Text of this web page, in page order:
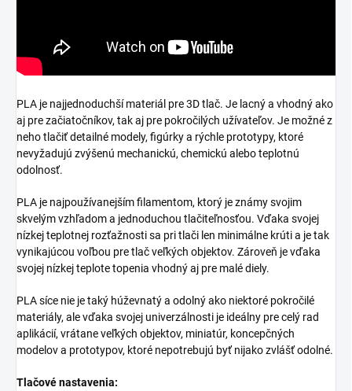
PLA je najjednoduchší materiál pre 3D tlač. Je lacný a vhodný ako
aj pre začiatočníkov, tak aj pre pokročilých užívateľov. Je možné z
neho tlačiť detailné modely, figúrky a rýchle prototypy, ktoré
nevyžadujú zvýšenú mechanickú, chemickú alebo teplotnú
odolnosť.
PLA je najpoužívanejším filamentom, ktorý je známy svojim
skvelým vzhľadom a jednoduchou tlačiteľnosťou. Vďaka svojej
nízkej teplotnej rozťažnosti sa pri tlači len minimálne krúti a je tak
vynikajúcou voľbou pre tlač veľkých objektov. Zároveň je vďaka
svojej nízkej teplote topenia vhodný aj pre malé diely.
PLA síce nie je taký húževnatý a odolný ako niektoré pokročilé
materiály, ale vďaka svojej univerzálnosti je ideálny pre celý rad
aplikácií, vrátane veľkých objektov, miniatúr, koncepčných
modelov a prototypov, ktoré nepotrebujú byť nijako zvlášť odolné.
Tlačové nastavenia: